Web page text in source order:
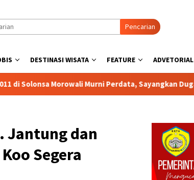
Pencarian
DESTINASI WISATA FEATURE ADVETORIAL
Sayangkan Dugaan Intimidasi Oknum Desa
Jantung dan
Segera